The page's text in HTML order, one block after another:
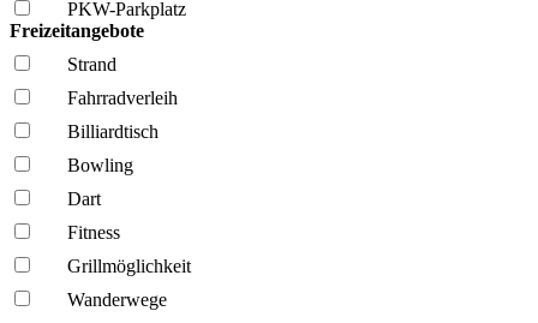
PKW-Parkplatz
Freizeitangebote
Strand
Fahrrad­verleih
Billiardtisch
Bowling
Dart
Fitness
Grillmöglich­keit
Wanderwege